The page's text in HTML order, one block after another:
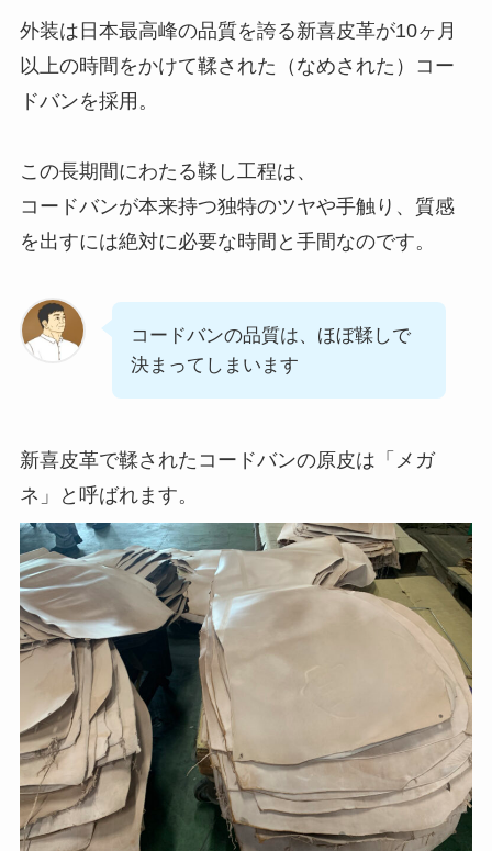
外装は日本最高峰の品質を誇る新喜皮革が10ヶ月
以上の時間をかけて鞣された（なめされた）コー
ドバンを採用。
この長期間にわたる鞣し工程は、
コードバンが本来持つ独特のツヤや手触り、質感
を出すには絶対に必要な時間と手間なのです。
コードバンの品質は、ほぼ鞣しで
決まってしまいます
新喜皮革で鞣されたコードバンの原皮は「メガ
ネ」と呼ばれます。